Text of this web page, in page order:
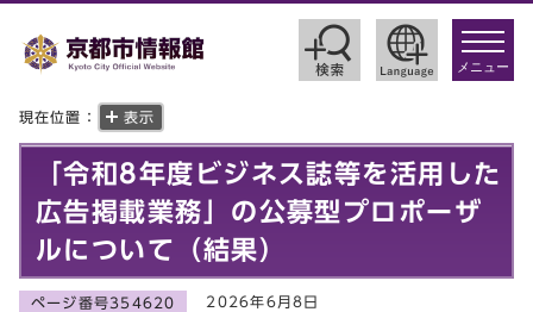
toggle
メニュー
現在位置： 表示
「令和8年度ビジネス誌等を活用した
広告掲載業務」の公募型プロポーザ
ルについて（結果）
ページ番号354620 2026年6月8日